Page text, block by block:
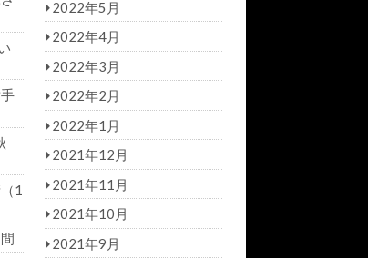
1
2022年5月
2022年4月
2022年3月
2022年2月
2022年1月
2021年12月
2021年11月
2021年10月
2021年9月